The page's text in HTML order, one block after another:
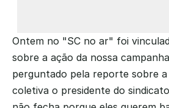
Ontem no "SC no ar" foi
sobre a ação da nossa
perguntado pela reporte sobre
coletiva o presidente do